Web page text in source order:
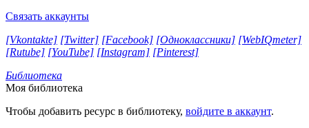
Связать аккаунты
[Vkontakte] [Twitter] [Facebook] [Одноклассники] [WebIQmeter]
[Rutube] [YouTube] [Instagram] [Pinterest]
Библиотека
Моя библиотека
Чтобы добавить ресурс в библиотеку, войдите в аккаунт.